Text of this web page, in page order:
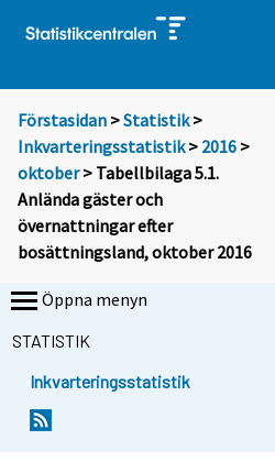
Förstasidan >Statistik >
Inkvarteringsstatistik> 2016 >
oktober> Tabellbilaga 5.1.
Anlända gäster och
övernattningar efter
bosättningsland, oktober 2016
Öppna menyn
STATISTIK
Inkvarteringsstatistik